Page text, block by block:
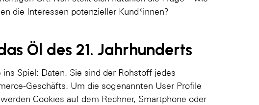
die Interessen potenzieller Kund*innen?
Öl des 21. Jahrhunderts
Spiel: Daten. Sie sind der Rohstoff jedes
Geschäfts. Um die sogenannten User Profile
Cookies auf dem Rechner, Smartphone oder